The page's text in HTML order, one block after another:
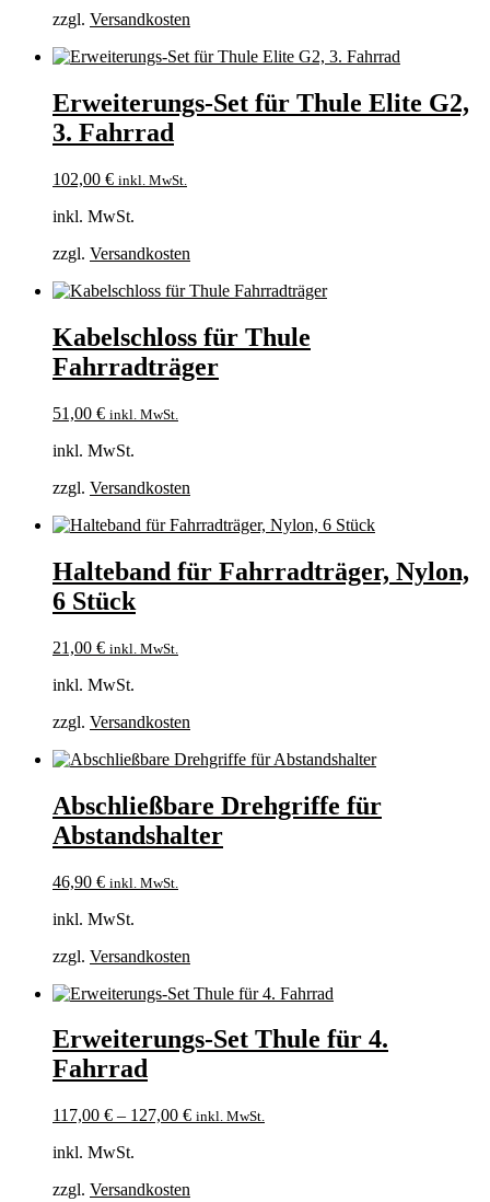
zzgl. Versandkosten
Erweiterungs-Set für Thule Elite G2,
3. Fahrrad
102,00 € inkl. MwSt.
inkl. MwSt.
zzgl. Versandkosten
Kabelschloss für Thule
Fahrradträger
51,00 € inkl. MwSt.
inkl. MwSt.
zzgl. Versandkosten
Halteband für Fahrradträger, Nylon,
6 Stück
21,00 € inkl. MwSt.
inkl. MwSt.
zzgl. Versandkosten
Abschließbare Drehgriffe für
Abstandshalter
46,90 € inkl. MwSt.
inkl. MwSt.
zzgl. Versandkosten
Erweiterungs-Set Thule für 4.
Fahrrad
117,00 € – 127,00 € inkl. MwSt.
inkl. MwSt.
zzgl. Versandkosten